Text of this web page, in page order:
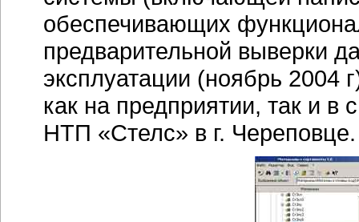
обеспечивающих
предварительной выверки
эксплуатации (ноябрь 2004
как на предприятии, так и
НТП «Стелс» в г. Череповце.